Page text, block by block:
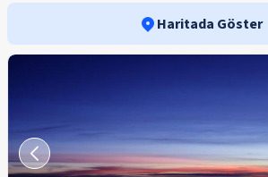
Haritada Göster